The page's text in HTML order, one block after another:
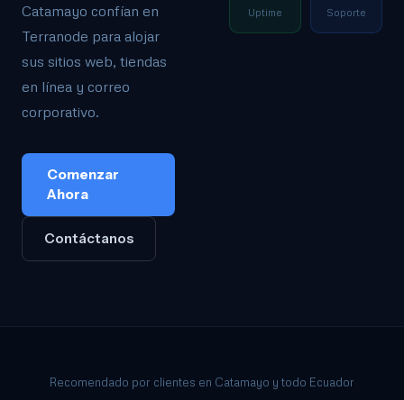
Catamayo confían en
Terranode para alojar
sus sitios web, tiendas
en línea y correo
corporativo.
Comenzar
Ahora
Contáctanos
Uptime Soporte
Recomendado por clientes en Catamayo y todo Ecuador